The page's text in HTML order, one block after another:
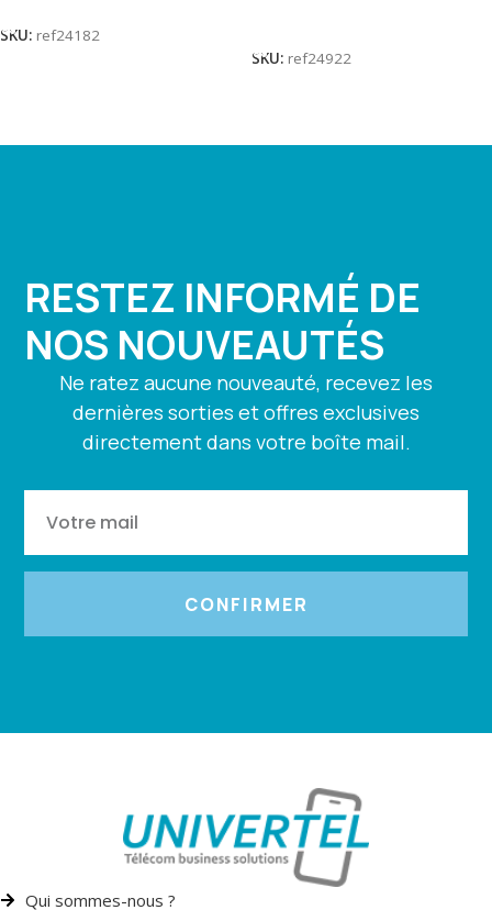
SKU: ref24182
SKU: ref24922
RESTEZ INFORMÉ DE
NOS NOUVEAUTÉS
Ne ratez aucune nouveauté, recevez les
dernières sorties et offres exclusives
directement dans votre boîte mail.
CONFIRMER
Qui sommes-nous ?